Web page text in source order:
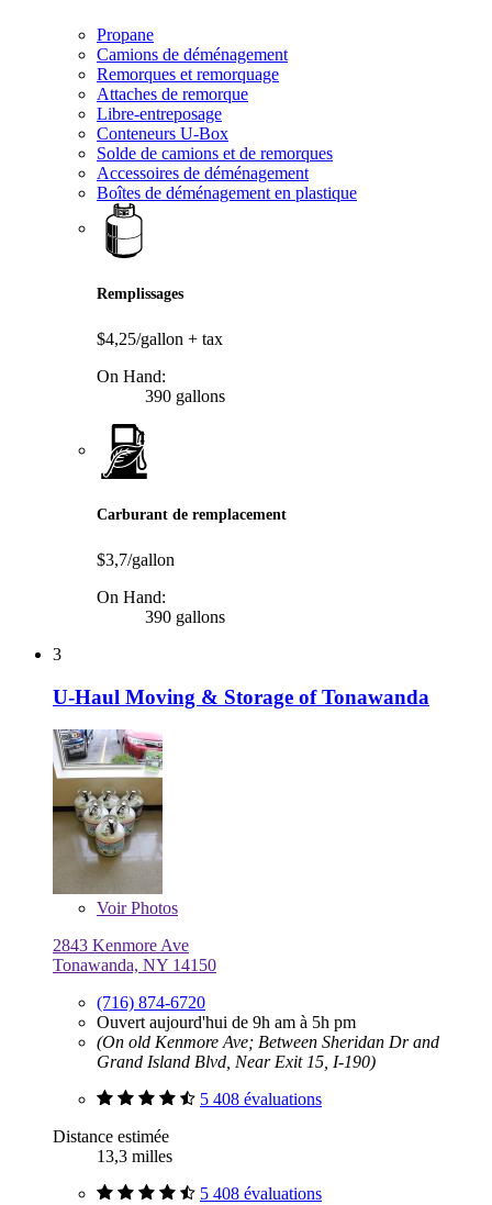
Propane
Camions de déménagement
Remorques et remorquage
Attaches de remorque
Libre-entreposage
Conteneurs U-Box
Solde de camions et de remorques
Accessoires de déménagement
Boîtes de déménagement en plastique
Remplissages
$4,25/gallon + tax
On Hand:
390 gallons
Carburant de remplacement
$3,7/gallon
On Hand:
390 gallons
3
U-Haul Moving & Storage of Tonawanda
VoirPhotos
2843 Kenmore Ave
Tonawanda, NY 14150
(716) 874-6720
Ouvert aujourd'hui de 9h am à 5h pm
(On old Kenmore Ave; Between Sheridan Dr and
Grand Island Blvd, Near Exit 15, I-190)
5 408 évaluations
Distance estimée
13,3 milles
5 408 évaluations